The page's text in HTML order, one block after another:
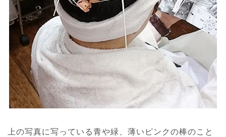
上の写真に写っている青や緑、薄いピンクの棒のこと